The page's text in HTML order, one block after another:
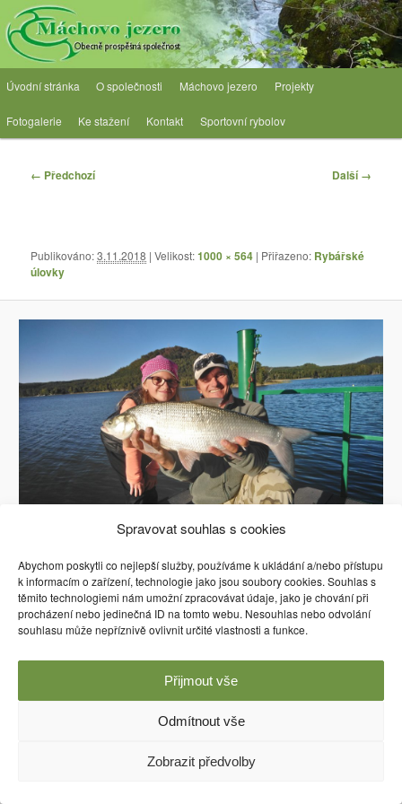
Spravovat souhlas s cookies
Abychom poskytli co nejlepší služby, používáme k ukládání a/nebo přístupu
k informacím o zařízení, technologie jako jsou soubory cookies. Souhlas s
těmito technologiemi nám umožní zpracovávat údaje, jako je chování při
procházení nebo jedinečná ID na tomto webu. Nesouhlas nebo odvolání
souhlasu může nepříznivě ovlivnit určité vlastnosti a funkce.
Přijmout vše
Odmítnout vše
Zobrazit předvolby
Přejít
k
hlavnímu
obsahu
webu OPS Máchovo jezero
Obecně prospěšná společnost
Hlavní
menu
Úvodní stránka O společnosti Máchovo jezero Projekty
Fotogalerie Ke stažení Kontakt Sportovní rybolov
Navigace
← Předchozí Další →
Publikováno:3.11.2018 | Velikost:1000 × 564 | Přiřazeno: Rybářské
úlovky
Používáme WordPress (v češtině).